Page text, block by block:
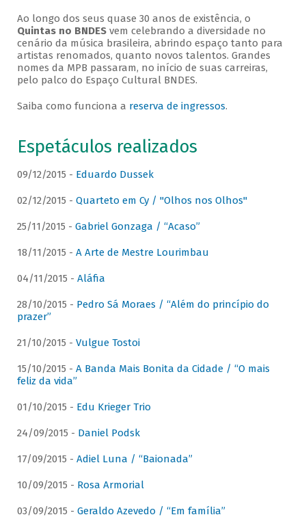
Ao longo dos seus quase 30 anos de existência, o
Quintas no BNDESvem celebrando a diversidade no
cenário da música brasileira, abrindo espaço tanto para
artistas renomados, quanto novos talentos. Grandes
nomes da MPB passaram, no início de suas carreiras,
pelo palco do Espaço Cultural BNDES.
Saiba como funciona a reserva de ingressos.
Espetáculos realizados
09/12/2015 - Eduardo Dussek
02/12/2015 - Quarteto em Cy / "Olhos nos Olhos"
25/11/2015 - Gabriel Gonzaga / “Acaso”
18/11/2015 - A Arte de Mestre Lourimbau
04/11/2015 - Aláfia
28/10/2015 - Pedro Sá Moraes / “Além do princípio do
prazer”
21/10/2015 - Vulgue Tostoi
15/10/2015 - A Banda Mais Bonita da Cidade / “O mais
feliz da vida”
01/10/2015 - Edu Krieger Trio
24/09/2015 - Daniel Podsk
17/09/2015 - Adiel Luna / “Baionada”
10/09/2015 - Rosa Armorial
03/09/2015 - Geraldo Azevedo / “Em família”